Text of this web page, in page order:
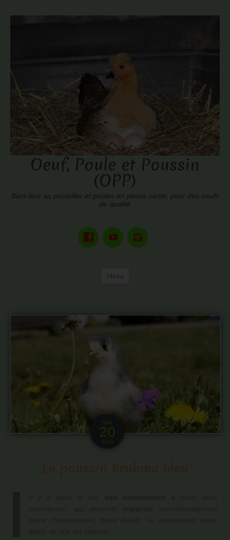
Oeuf, Poule et Poussin
(OPP)
Bien-être au poulailler et poules en pleine santé, pour des oeufs
de qualité
MAI
20
2016